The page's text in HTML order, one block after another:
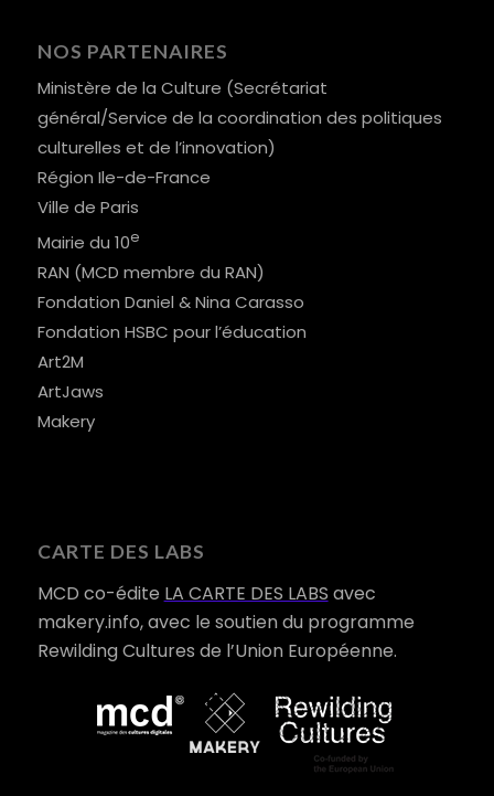
NOS PARTENAIRES
Ministère de la Culture (Secrétariat
général/Service de la coordination des politiques
culturelles et de l’innovation)
Région Ile-de-France
Ville de Paris
Mairie du 10e
RAN (MCD membre du RAN)
Fondation Daniel & Nina Carasso
Fondation HSBC pour l’éducation
Art2M
ArtJaws
Makery
CARTE DES LABS
MCD co-édite LA CARTE DES LABS avec
makery.info, avec le soutien du programme
Rewilding Cultures de l’Union Européenne.